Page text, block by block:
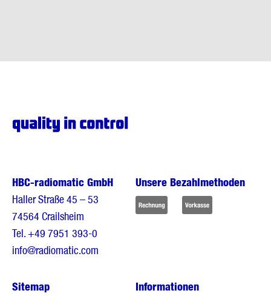
HBC-radiomatic GmbH
Haller Straße 45 – 53
74564 Crailsheim
Tel.+49 7951 393-0
info@radiomatic.com
Unsere Bezahlmethoden
Sitemap
Informationen